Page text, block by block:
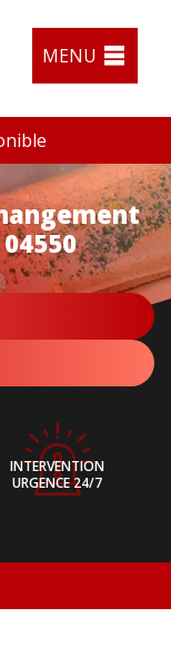
MENU
INTERVENTION
URGENCE 24/7